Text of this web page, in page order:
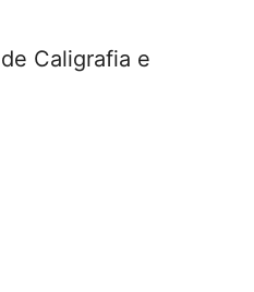
Caligrafia e